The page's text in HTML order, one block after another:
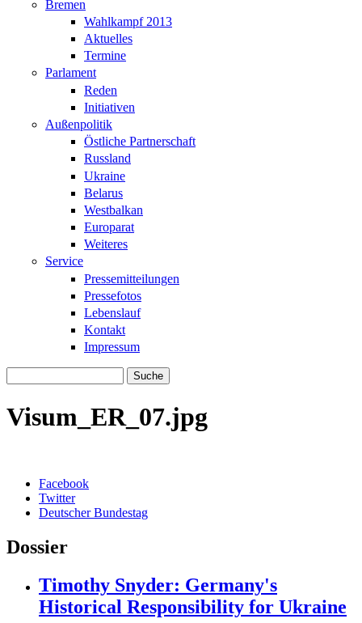
Bremen
Wahlkampf 2013
Aktuelles
Termine
Parlament
Reden
Initiativen
Außenpolitik
Östliche Partnerschaft
Russland
Ukraine
Belarus
Westbalkan
Europarat
Weiteres
Service
Pressemitteilungen
Pressefotos
Lebenslauf
Kontakt
Impressum
Visum_ER_07.jpg
Facebook
Twitter
Deutscher Bundestag
Dossier
Timothy Snyder: Germany's
Historical Responsibility for Ukraine